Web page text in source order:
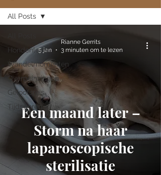
Hondenleven
Wandelmomenten
Overpeinzingen
Geloofsreis
Tijdsporen
All Posts
Een maand later –
Storm na haar
laparoscopische
sterilisatie
Rianne Gerrits
5 jan
3 minuten om te lezen